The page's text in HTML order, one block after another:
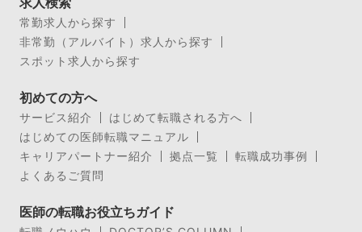
常勤求人から探す
非常勤（アルバイト）求人から探す
スポット求人から探す
初めての方へ
サービス紹介
はじめて転職される方へ
はじめての医師転職マニュアル
キャリアパートナー紹介
拠点一覧
転職成功事例
よくあるご質問
医師の転職お役立ちガイド